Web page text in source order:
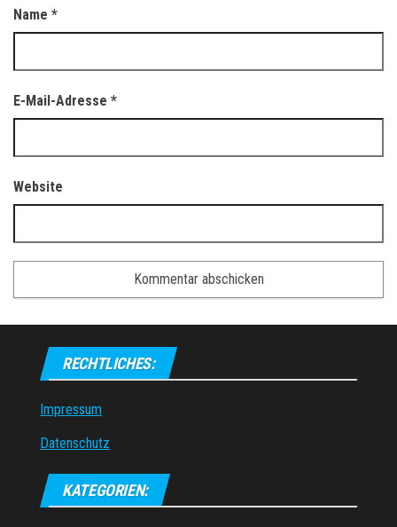
Name *
E-Mail-Adresse *
Website
RECHTLICHES:
Impressum
Datenschutz
KATEGORIEN: